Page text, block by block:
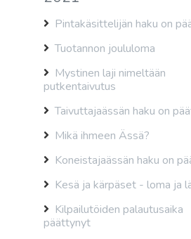
Pintakäsittelijän haku on
Tuotannon joululoma
Mystinen laji nimeltään
putkentaivutus
Taivuttajaässän haku on
Mikä ihmeen Ässä?
Koneistajaässän haku on
Kesä ja kärpäset - loma ja
Kilpailutöiden palautusaika
päättynyt